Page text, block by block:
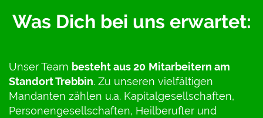
Was Dich bei uns erwartet:
Unser Team besteht aus 20 Mitarbeitern am
Standort Trebbin. Zu unseren vielfältigen
Mandanten zählen u.a. Kapitalgesellschaften,
Personengesellschaften, Heilberufler und